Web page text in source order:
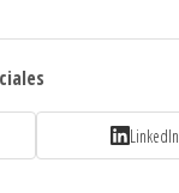
LinkedIn